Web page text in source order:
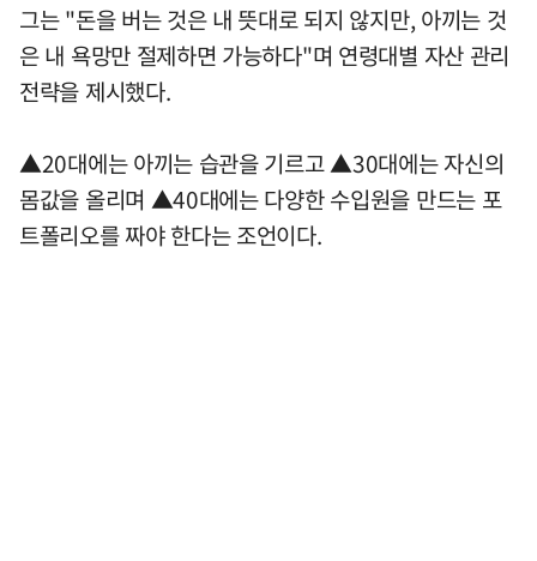
그는 "돈을 버는 것은 내 뜻대로 되지 않지만, 아끼는 것
은 내 욕망만 절제하면 가능하다"며 연령대별 자산 관리
전략을 제시했다.
▲20대에는 아끼는 습관을 기르고 ▲30대에는 자신의
몸값을 올리며 ▲40대에는 다양한 수입원을 만드는 포
트폴리오를 짜야 한다는 조언이다.